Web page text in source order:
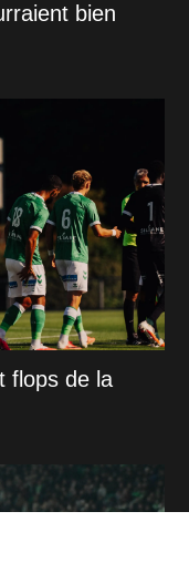
bien
flops de la